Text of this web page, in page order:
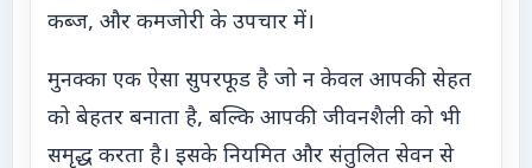
कब्ज, और कमजोरी के उपचार में।
मुनक्का एक ऐसा सुपरफूड है जो न केवल आपकी सेहत
को बेहतर बनाता है, बल्कि आपकी जीवनशैली को भी
समृद्ध करता है। इसके नियमित और संतुलित सेवन से